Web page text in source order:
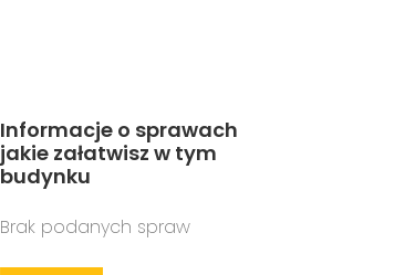
Informacje o sprawach
jakie załatwisz w tym
budynku
Brak podanych spraw